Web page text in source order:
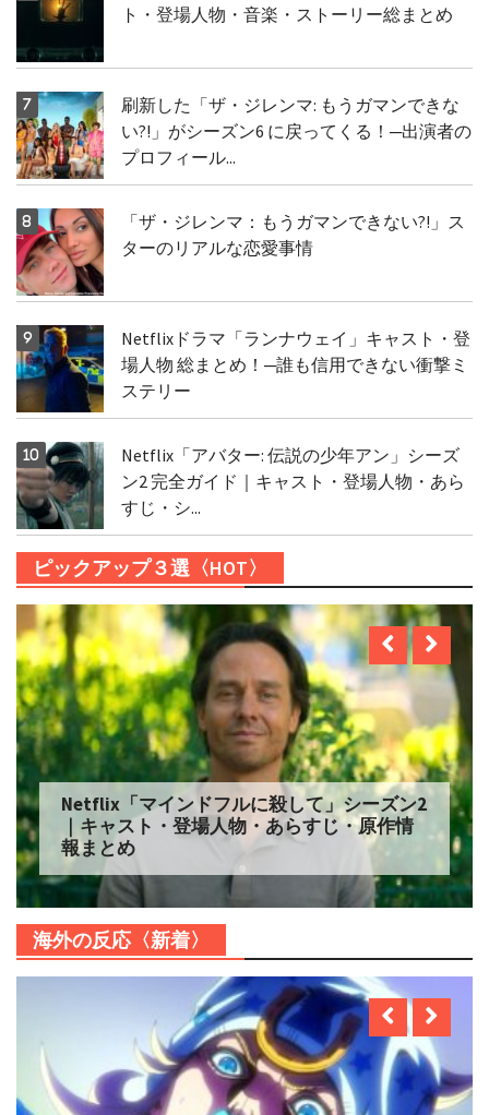
ト・登場人物・音楽・ストーリー総まとめ
刷新した「ザ・ジレンマ: もうガマンできな
い?!」がシーズン6 に戻ってくる！─出演者の
プロフィール...
「ザ・ジレンマ：もうガマンできない?!」ス
ターのリアルな恋愛事情
Netflixドラマ「ランナウェイ」キャスト・登
場人物 総まとめ！─誰も信用できない衝撃ミ
ステリー
Netflix「アバター: 伝説の少年アン」シーズ
ン2 完全ガイド｜キャスト・登場人物・あら
すじ・シ...
ピックアップ３選〈HOT〉
Netflix「マインドフルに殺して」シーズン2
｜キャスト・登場人物・あらすじ・原作情
報まとめ
海外の反応〈新着〉